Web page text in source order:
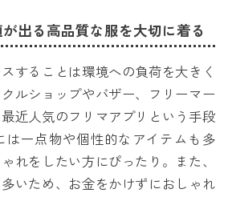
出る高品質な服を大切に着る
することは環境への負荷を大きく
ルショップやバザー、フリーマー
近人気のフリマアプリという手段
は一点物や個性的なアイテムも多
れをしたい方にぴったり。また、
いため、お金をかけずにおしゃれ